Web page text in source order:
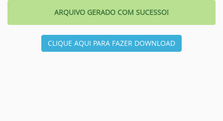
ARQUIVO GERADO COM SUCESSO!
CLIQUE AQUI PARA FAZER DOWNLOAD